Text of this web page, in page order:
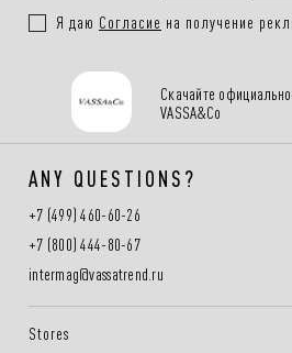
Я даю Согласие на получение
Скачайте
VASSA&Co
ANY QUESTIONS?
+7 (499) 460-60-26
+7 (800) 444-80-67
intermag@vassatrend.ru
Stores